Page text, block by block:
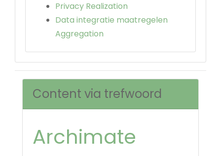
Privacy Realization
Data integratie maatregelen
Aggregation
Content via trefwoord
Archimate